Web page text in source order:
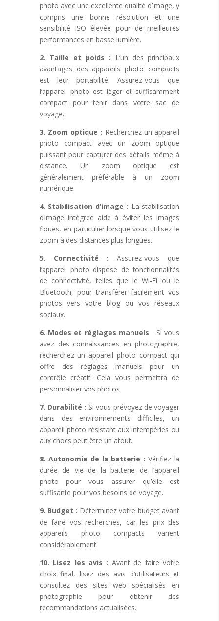
photo avec une excellente qualité d’image, y
compris une bonne résolution et une
sensibilité ISO élevée pour de meilleures
performances en basse lumière.
2. Taille et poids : L’un des principaux
avantages des appareils photo compacts
est leur portabilité. Assurez-vous que
l’appareil photo est léger et suffisamment
compact pour tenir dans votre sac de
voyage.
3. Zoom optique : Recherchez un appareil
photo compact avec un zoom optique
puissant pour capturer des détails même à
distance. Un zoom optique est
généralement préférable à un zoom
numérique.
4. Stabilisation d’image : La stabilisation
d’image intégrée aide à éviter les images
floues, en particulier lorsque vous utilisez le
zoom à des distances plus longues.
5. Connectivité : Assurez-vous que
l’appareil photo dispose de fonctionnalités
de connectivité, telles que le Wi-Fi ou le
Bluetooth, pour transférer facilement vos
photos vers votre blog ou vos réseaux
sociaux.
6. Modes et réglages manuels : Si vous
avez des connaissances en photographie,
recherchez un appareil photo compact qui
offre des réglages manuels pour un
contrôle créatif. Cela vous permettra de
personnaliser vos photos.
7. Durabilité : Si vous prévoyez de voyager
dans des environnements difficiles, un
appareil photo résistant aux intempéries ou
aux chocs peut être un atout.
8. Autonomie de la batterie : Vérifiez la
durée de vie de la batterie de l’appareil
photo pour vous assurer qu’elle est
suffisante pour vos besoins de voyage.
9. Budget : Déterminez votre budget avant
de faire vos recherches, car les prix des
appareils photo compacts varient
considérablement.
10. Lisez les avis : Avant de faire votre
choix final, lisez des avis d’utilisateurs et
consultez des sites web spécialisés en
photographie pour obtenir des
recommandations actualisées.